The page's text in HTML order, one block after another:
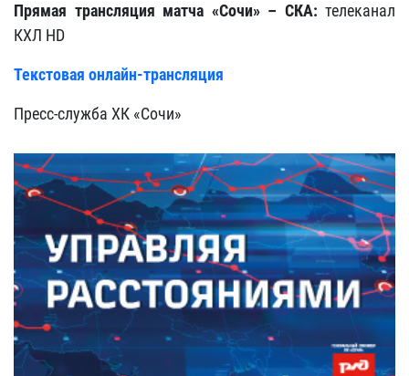
Прямая трансляция матча «Сочи» – СКА: телеканал
КХЛ HD
Текстовая онлайн-трансляция
Пресс-служба ХК «Сочи»